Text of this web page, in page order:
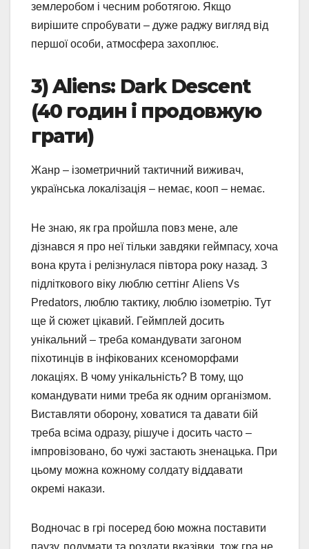
землеробом і чесним роботягою. Якщо
вирішите спробувати – дуже раджу вигляд від
першої особи, атмосфера захоплює.
3) Aliens: Dark Descent
(40 годин і продовжую
грати)
Жанр – ізометричний тактичний виживач,
українська локалізація – немає, кооп – немає.
Не знаю, як гра пройшла повз мене, але
дізнався я про неї тільки завдяки геймпасу, хоча
вона крута і релізнулася півтора року назад. З
підліткового віку люблю сеттінг Aliens Vs
Predators, люблю тактику, люблю ізометрію. Тут
ще й сюжет цікавий. Геймплей досить
унікальний – треба командувати загоном
піхотинців в інфікованих ксеноморфами
локаціях. В чому унікальність? В тому, що
командувати ними треба як одним організмом.
Виставляти оборону, ховатися та давати бій
треба всіма одразу, рішуче і досить часто –
імпровізовано, бо чужі застають зненацька. При
цьому можна кожному солдату віддавати
окремі накази.
Водночас в грі посеред бою можна поставити
паузу, подумати та роздати вказівки, тож гра не